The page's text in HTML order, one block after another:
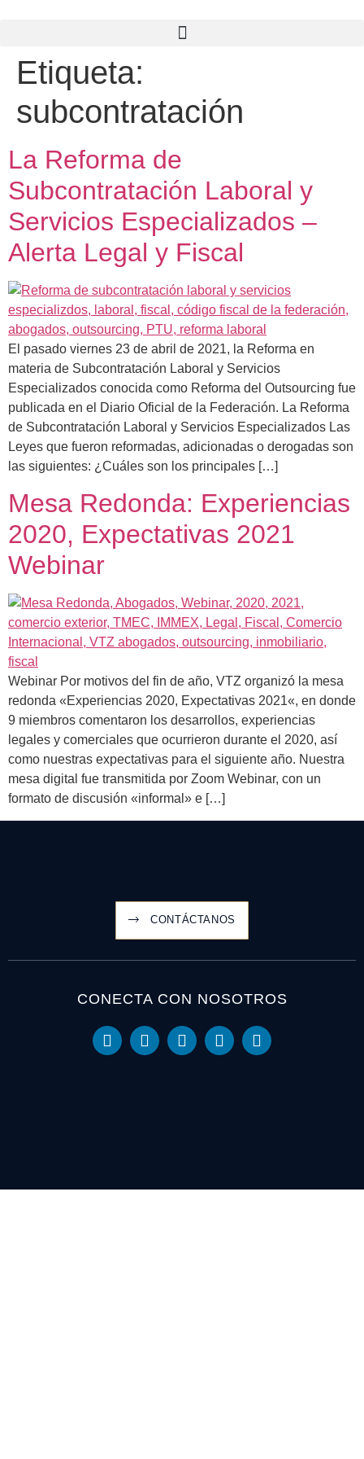
Etiqueta:
subcontratación
La Reforma de
Subcontratación Laboral y
Servicios Especializados –
Alerta Legal y Fiscal
El pasado viernes 23 de abril de 2021, la Reforma en
materia de Subcontratación Laboral y Servicios
Especializados conocida como Reforma del Outsourcing fue
publicada en el Diario Oficial de la Federación. La Reforma
de Subcontratación Laboral y Servicios Especializados Las
Leyes que fueron reformadas, adicionadas o derogadas son
las siguientes: ¿Cuáles son los principales […]
Mesa Redonda: Experiencias
2020, Expectativas 2021
Webinar
Webinar Por motivos del fin de año, VTZ organizó la mesa
redonda «Experiencias 2020, Expectativas 2021«, en donde
9 miembros comentaron los desarrollos, experiencias
legales y comerciales que ocurrieron durante el 2020, así
como nuestras expectativas para el siguiente año. Nuestra
mesa digital fue transmitida por Zoom Webinar, con un
formato de discusión «informal» e […]
CONTÁCTANOS
CONECTA CON NOSOTROS